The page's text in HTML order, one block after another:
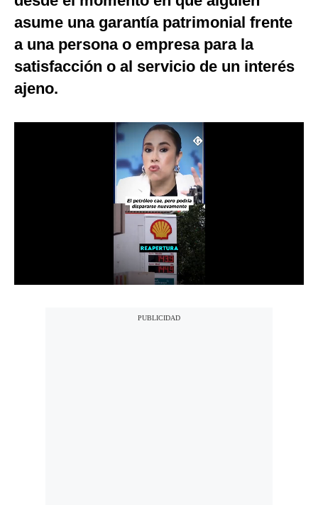
Tecnología
Club del Suscriptor
Mix
asume una garantía patrimonial frente
a una persona o empresa para la
satisfacción o al servicio de un interés
ajeno.